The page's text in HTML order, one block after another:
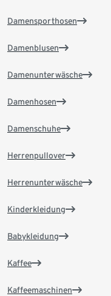
Damensporthosen
Damenblusen
Damenunterwäsche
Damenhosen
Damenschuhe
Herrenpullover
Herrenunterwäsche
Kinderkleidung
Babykleidung
Kaffee
Kaffeemaschinen